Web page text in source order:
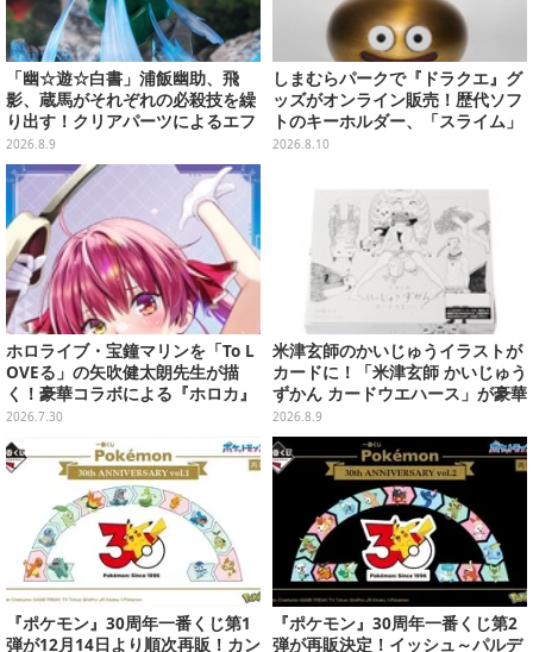
「幽☆遊☆白書」浦飯幽助、飛
影、蔵馬がそれぞれの必殺技を繰
り出す！クリアパーツによるエフ
ェクト演出で迫力満載
2026.8.9
しまむらパークで『ドラクエ』グ
ッズがオンライン販売！歴代ソフ
トのキーホルダー、「スライム」
「ロトの剣&盾」などのメタルフ
2026.8.10
ホロライブ・宝鐘マリンを「To L
OVEる」の矢吹健太朗先生が描
く！豪華コラボによる『ホロカ』
限定カードがお披露目
2026.7.30
米津玄師のかいじゅうイラストが
カードに！「米津玄師 かいじゅう
ずかん カードウエハース」が豪華
ラインナップ
2026.8.9
『ポケモン』30周年一番くじ第1
弾が12月14日より順次再販！カン
『ポケモン』30周年一番くじ第2
弾が再販決定！イッシュ～パルデ